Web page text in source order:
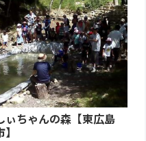
ぃちゃんの森【東広島